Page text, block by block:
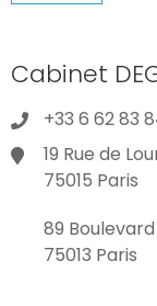
Cabinet
+33 6 62 83
19 Rue de
75015 Paris
89
75013 Paris